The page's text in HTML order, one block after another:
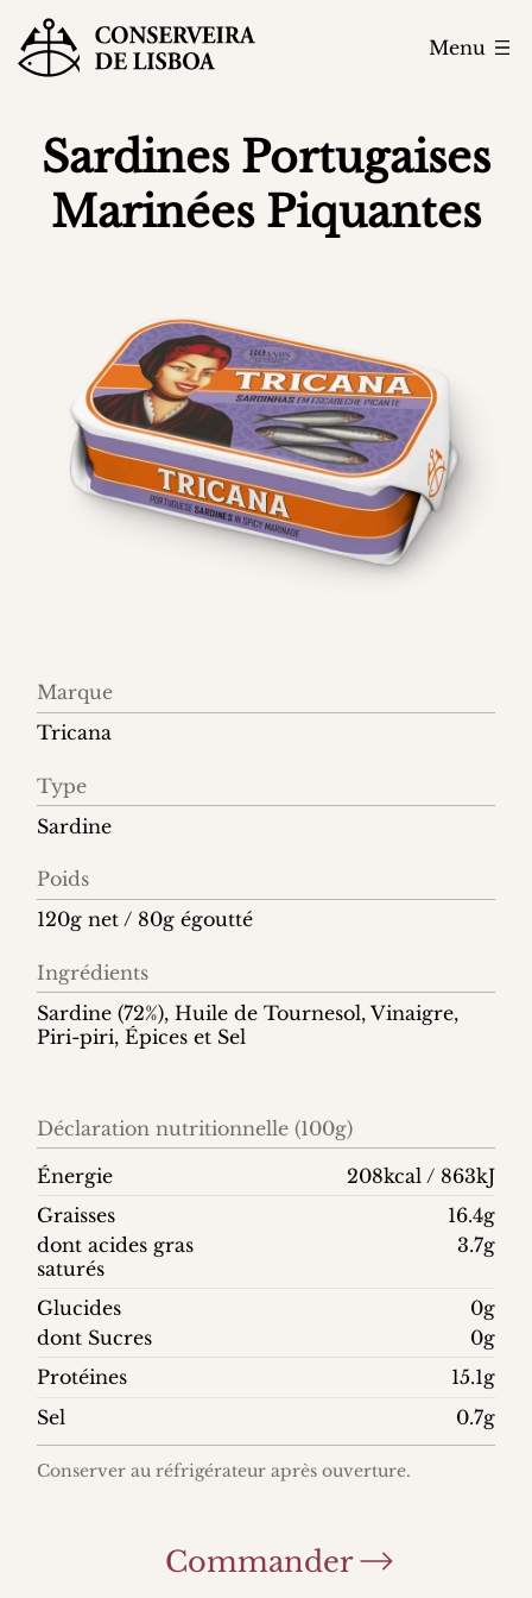
Menu
Sardines Portugaises
Marinées Piquantes
Information
produit
Marque
Tricana
Type
Sardine
Poids
120g net / 80g égoutté
Ingrédients
Sardine (72%), Huile de Tournesol, Vinaigre,
Piri-piri, Épices et Sel
Déclaration nutritionnelle (100g)
Énergie
208kcal / 863kJ
Graisses
16.4g
dont acides gras
saturés
3.7g
Glucides
0g
dont Sucres
0g
Protéines
15.1g
Sel
0.7g
Conserver au réfrigérateur après ouverture.
Commander